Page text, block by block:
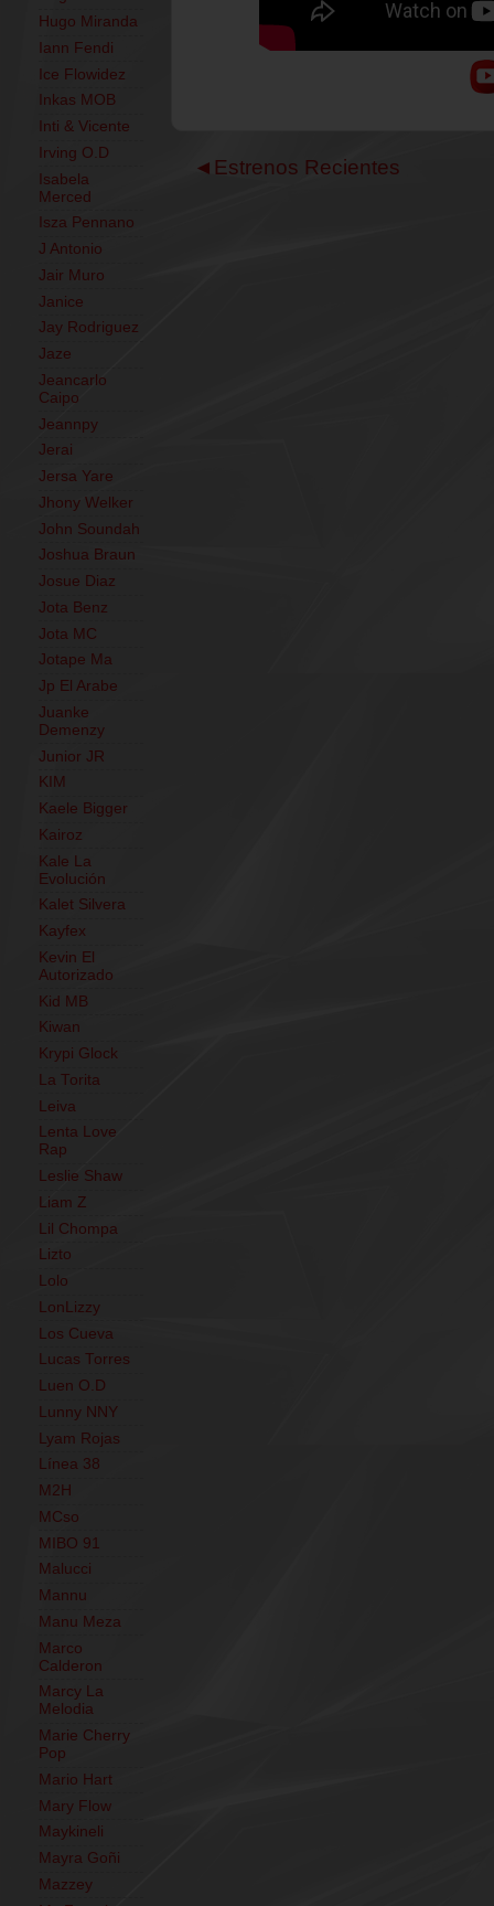
◄Estrenos Recientes
Hugo Miranda
Iann Fendi
Ice Flowidez
Inkas MOB
Inti & Vicente
Irving O.D
Isabela
Merced
Isza Pennano
J Antonio
Jair Muro
Janice
Jay Rodriguez
Jaze
Jeancarlo
Caipo
Jeannpy
Jerai
Jersa Yare
Jhony Welker
John Soundah
Joshua Braun
Josue Diaz
Jota Benz
Jota MC
Jotape Ma
Jp El Arabe
Juanke
Demenzy
Junior JR
KIM
Kaele Bigger
Kairoz
Kale La
Evolución
Kalet Silvera
Kayfex
Kevin El
Autorizado
Kid MB
Kiwan
Krypi Glock
La Torita
Leiva
Lenta Love
Rap
Leslie Shaw
Liam Z
Lil Chompa
Lizto
Lolo
LonLizzy
Los Cueva
Lucas Torres
Luen O.D
Lunny NNY
Lyam Rojas
Línea 38
M2H
MCso
MIBO 91
Malucci
Mannu
Manu Meza
Marco
Calderon
Marcy La
Melodia
Marie Cherry
Pop
Mario Hart
Mary Flow
Maykineli
Mayra Goñi
Mazzey